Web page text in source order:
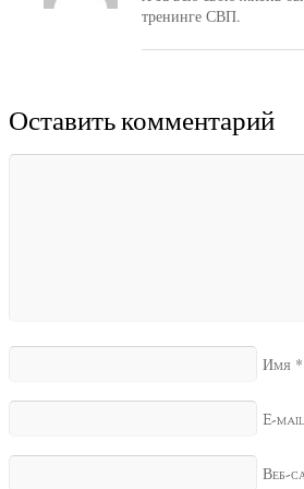
тренинге СВП.
Оставить комментарий
Имя *
E-mail
Веб-